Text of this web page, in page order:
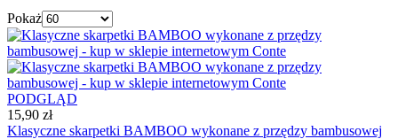
Pokaż
PODGLĄD
15,90 zł
Klasyczne skarpetki BAMBOO wykonane z przędzy bambusowej